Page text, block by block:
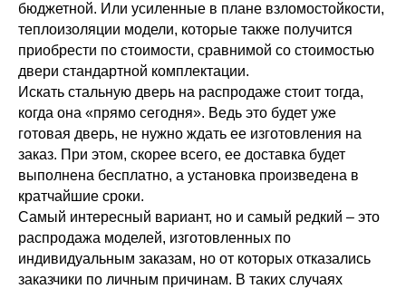
бюджетной. Или усиленные в плане взломостойкости,
теплоизоляции модели, которые также получится
приобрести по стоимости, сравнимой со стоимостью
двери стандартной комплектации.
Искать стальную дверь на распродаже стоит тогда,
когда она «прямо сегодня». Ведь это будет уже
готовая дверь, не нужно ждать ее изготовления на
заказ. При этом, скорее всего, ее доставка будет
выполнена бесплатно, а установка произведена в
кратчайшие сроки.
Самый интересный вариант, но и самый редкий – это
распродажа моделей, изготовленных по
индивидуальным заказам, но от которых отказались
заказчики по личным причинам. В таких случаях